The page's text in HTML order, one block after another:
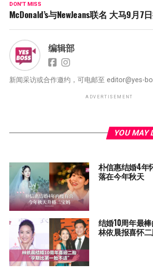
DON'T MISS
McDonald’s与NewJeans联名 大马9月7
编辑部
新闻采访或合作邀约，可电邮至 editor@yes-
ADVERTISEMENT
YOU MAY
朴信惠结婚4年
落在今年秋天
结婚10周年最
林依晨报喜怀